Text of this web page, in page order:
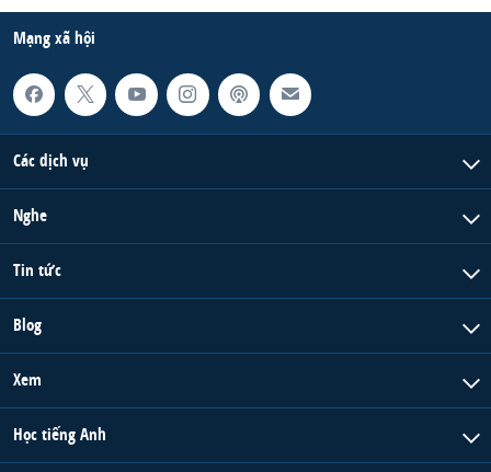
Mạng xã hội
Các dịch vụ
Nghe
Tin tức
Blog
Xem
Học tiếng Anh